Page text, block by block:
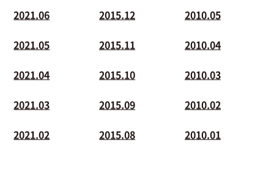
2021.06
2021.05
2021.04
2021.03
2021.02
2015.12
2015.11
2015.10
2015.09
2015.08
2010.05
2010.04
2010.03
2010.02
2010.01